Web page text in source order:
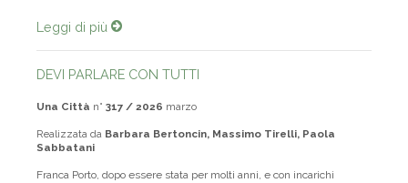
Leggi di più
DEVI PARLARE CON TUTTI
Una Città n° 317 / 2026 marzo
Realizzata da Barbara Bertoncin, Massimo Tirelli, Paola
Sabbatani
Franca Porto, dopo essere stata per molti anni, e con incarichi